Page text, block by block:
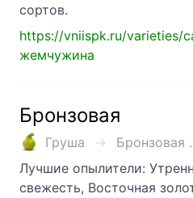
сортов.
https://vniispk.ru/varieties/
жемчужина
Бронзовая
Груша
Бронзовая
Лучшие опылители:
свежесть, Восточная